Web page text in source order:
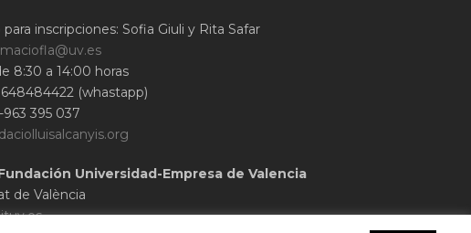
inscripciones: Sofia Giuli y Rita Safar
8:30 a 14:00 horas
648484422 (whastapp)
395 037
Universidad-Empresa de Valencia
de València